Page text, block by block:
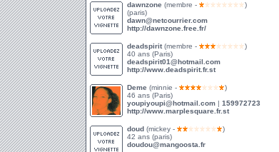
dawnzone (membre -
)
(paris)
dawn@netcourrier.com
http://dawnzone.free.fr/
deadspirit(membre -
)
40 ans (Paris)
deadspirit01@hotmail.com
http://www.deadspirit.fr.st
Deme (minnie -
)
46 ans (Paris)
youpiyoupi@hotmail.com | 159972723
http://www.marplesquare.fr.st
doud (mickey -
)
42 ans (paris)
doudou@mangoosta.fr